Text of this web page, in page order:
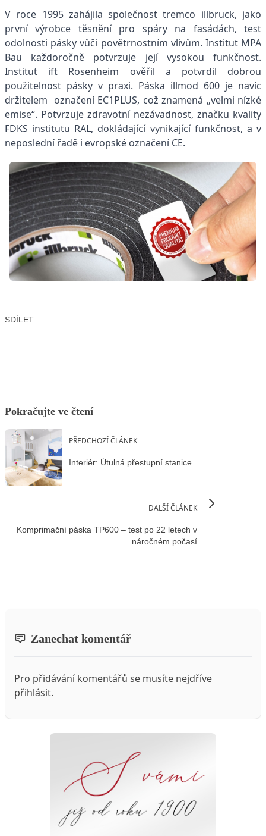
V roce 1995 zahájila společnost tremco illbruck, jako
první výrobce těsnění pro spáry na fasádách, test
odolnosti pásky vůči povětrnostním vlivům. Institut MPA
Bau každoročně potvrzuje její vysokou funkčnost.
Institut ift Rosenheim ověřil a potvrdil dobrou
použitelnost pásky v praxi. Páska illmod 600 je navíc
držitelem označení EC1PLUS, což znamená „velmi nízké
emise“. Potvrzuje zdravotní nezávadnost, značku kvality
FDKS institutu RAL, dokládající vynikající funkčnost, a v
neposlední řadě i evropské označení CE.
SDÍLET
Pokračujte ve čtení
PŘEDCHOZÍ ČLÁNEK
Interiér: Útulná přestupní stanice
DALŠÍ ČLÁNEK
Komprimační páska TP600 – test po 22 letech v
náročném počasí
Zanechat komentář
Pro přidávání komentářů se musíte nejdříve
přihlásit.